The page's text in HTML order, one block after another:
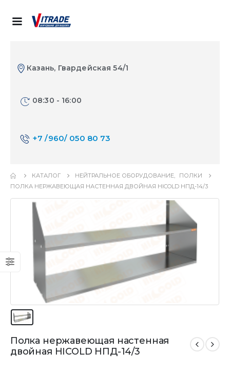
Казань, Гвардейская 54/1
08:30 - 16:00
+7 /960/ 050 80 73
КАТАЛОГ НЕЙТРАЛЬНОЕ ОБОРУДОВАНИЕ,
ПОЛКИ
ПОЛКА НЕРЖАВЕЮЩАЯ НАСТЕННАЯ ДВОЙНАЯ HICOLD НПД-14/3
Полка нержавеющая настенная
двойная HICOLD НПД-14/3